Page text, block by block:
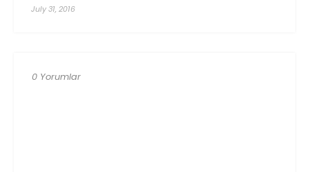
July 31, 2016
0 Yorumlar